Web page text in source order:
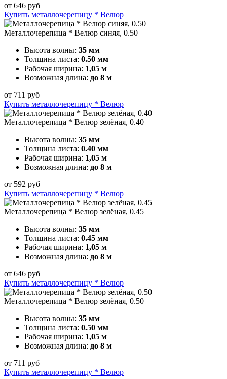
от 646 руб
Купить металлочерепицу * Велюр
Металлочерепица * Велюр синяя, 0.50
Высота волны: 35 мм
Толщина листа: 0.50 мм
Рабочая ширина: 1,05 м
Возможная длина: до 8 м
от 711 руб
Купить металлочерепицу * Велюр
Металлочерепица * Велюр зелёная, 0.40
Высота волны: 35 мм
Толщина листа: 0.40 мм
Рабочая ширина: 1,05 м
Возможная длина: до 8 м
от 592 руб
Купить металлочерепицу * Велюр
Металлочерепица * Велюр зелёная, 0.45
Высота волны: 35 мм
Толщина листа: 0.45 мм
Рабочая ширина: 1,05 м
Возможная длина: до 8 м
от 646 руб
Купить металлочерепицу * Велюр
Металлочерепица * Велюр зелёная, 0.50
Высота волны: 35 мм
Толщина листа: 0.50 мм
Рабочая ширина: 1,05 м
Возможная длина: до 8 м
от 711 руб
Купить металлочерепицу * Велюр